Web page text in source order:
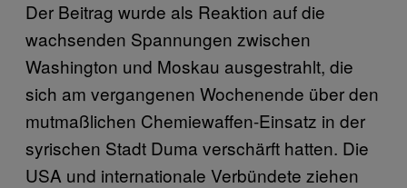
Der Beitrag wurde als Reaktion auf die
wachsenden Spannungen zwischen
Washington und Moskau ausgestrahlt, die
sich am vergangenen Wochenende über den
mutmaßlichen Chemiewaffen-Einsatz in der
syrischen Stadt Duma verschärft hatten. Die
USA und internationale Verbündete ziehen